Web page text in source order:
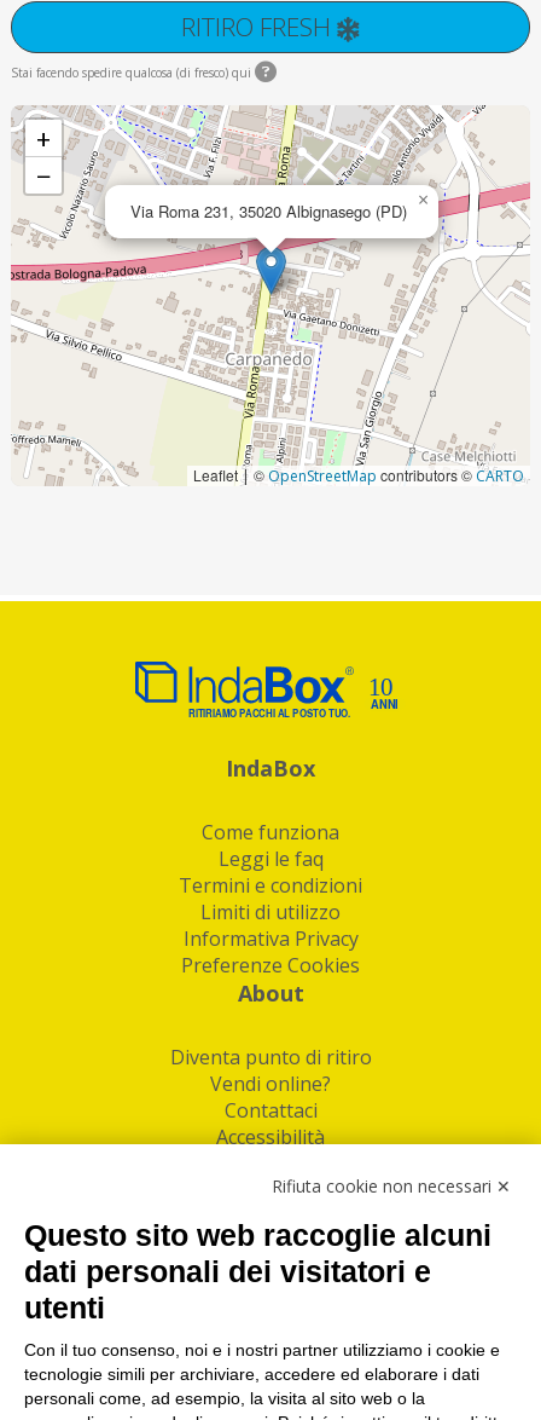
RITIRO FRESH
Stai facendo spedire qualcosa (di fresco) qui
Via Roma 231, 35020 Albignasego (PD) ×
+
−
Leaflet| ©OpenStreetMap contributors © CARTO
IndaBox
Come funziona
Leggi le faq
Termini e condizioni
Limiti di utilizzo
Informativa Privacy
Preferenze Cookies
About
Diventa punto di ritiro
Vendi online?
Contattaci
Accessibilità
Facebook
Linkedin
I nostri punti di ritiro e spedizione pacchi nelle
maggiori città italiane
Torino|Milano|Roma|Bologna|Firenze| Genova
Rifiuta cookie non necessari ✕
Questo sito web raccoglie alcuni
dati personali dei visitatori e
utenti
Con il tuo consenso, noi e i nostri partner utilizziamo i cookie e
tecnologie simili per archiviare, accedere ed elaborare i dati
personali come, ad esempio, la visita al sito web o la